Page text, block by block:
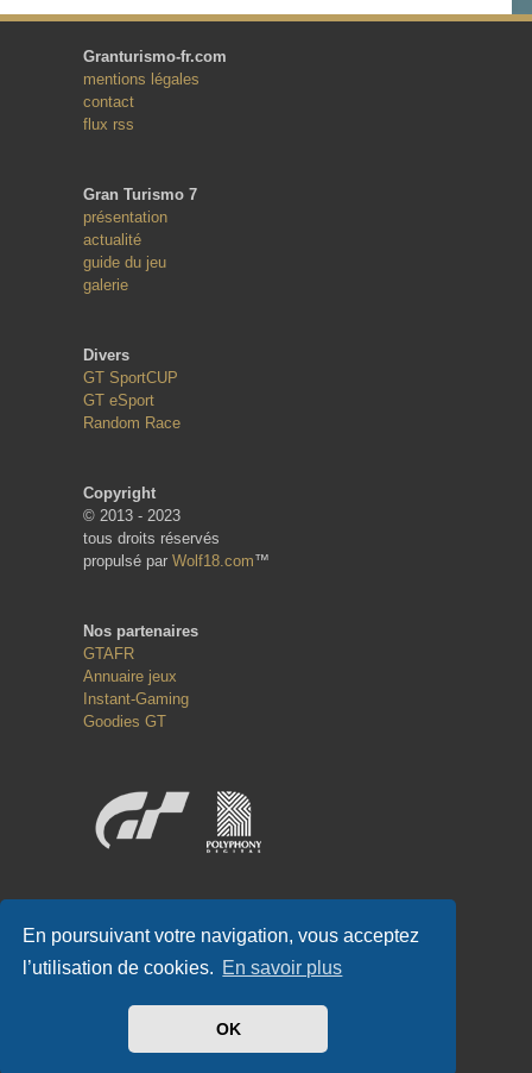
En poursuivant votre navigation, vous acceptez
l’utilisation de cookies. En savoir plus
OK
Granturismo-fr.com
mentions légales
contact
flux rss
Gran Turismo 7
présentation
actualité
guide du jeu
galerie
Divers
GT SportCUP
GT eSport
Random Race
Copyright
© 2013 - 2023
tous droits réservés
propulsé par Wolf18.com™
Nos partenaires
GTAFR
Annuaire jeux
Instant-Gaming
Goodies GT
#GTFR